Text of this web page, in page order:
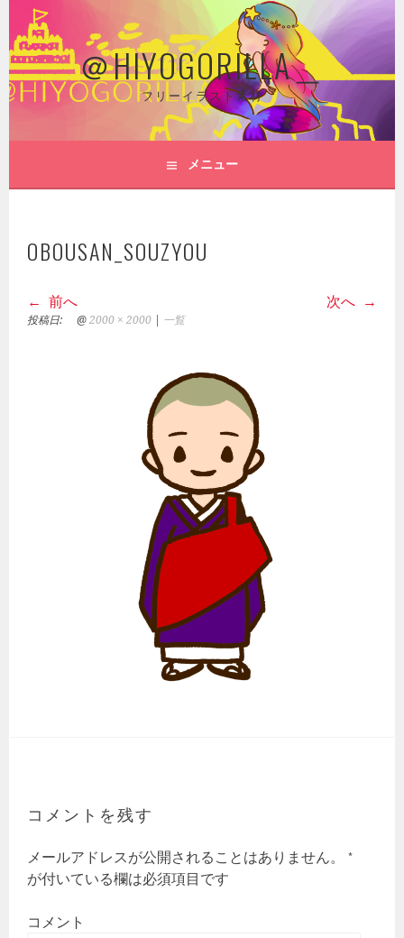
ン
テ
ン
ツ
ス
ッ
＠HIYOGORILLA＿
フリーイラスト素材
メニュー
OBOUSAN_SOUZYOU
前へ 次へ
投稿日: @2000 × 2000 一覧
コメントを残す
メールアドレスが公開されることはありません。
*
が付いている欄は必須項目です
コメント